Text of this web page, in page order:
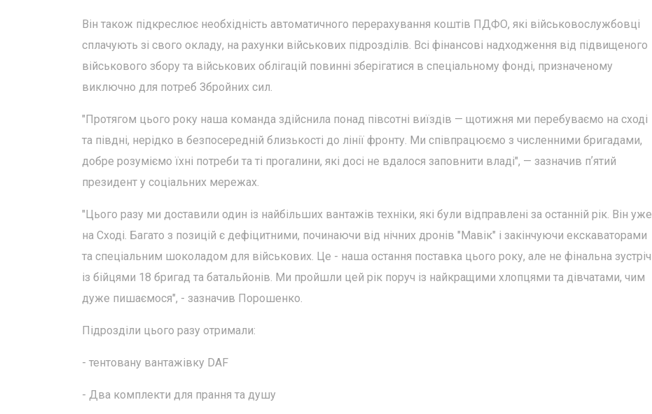
Він також підкреслює необхідність автоматичного перерахування коштів ПДФО, які військовослужбовці
сплачують зі свого окладу, на рахунки військових підрозділів. Всі фінансові надходження від підвищеного
військового збору та військових облігацій повинні зберігатися в спеціальному фонді, призначеному
виключно для потреб Збройних сил.
"Протягом цього року наша команда здійснила понад півсотні виїздів — щотижня ми перебуваємо на сході
та півдні, нерідко в безпосередній близькості до лінії фронту. Ми співпрацюємо з численними бригадами,
добре розуміємо їхні потреби та ті прогалини, які досі не вдалося заповнити владі", — зазначив пʼятий
президент у соціальних мережах.
"Цього разу ми доставили один із найбільших вантажів техніки, які були відправлені за останній рік. Він уже
на Сході. Багато з позицій є дефіцитними, починаючи від нічних дронів "Мавік" і закінчуючи екскаваторами
та спеціальним шоколадом для військових. Це - наша остання поставка цього року, але не фінальна зустріч
із бійцями 18 бригад та батальйонів. Ми пройшли цей рік поруч із найкращими хлопцями та дівчатами, чим
дуже пишаємося", - зазначив Порошенко.
Підрозділи цього разу отримали:
- тентовану вантажівку DAF
- Два комплекти для прання та душу